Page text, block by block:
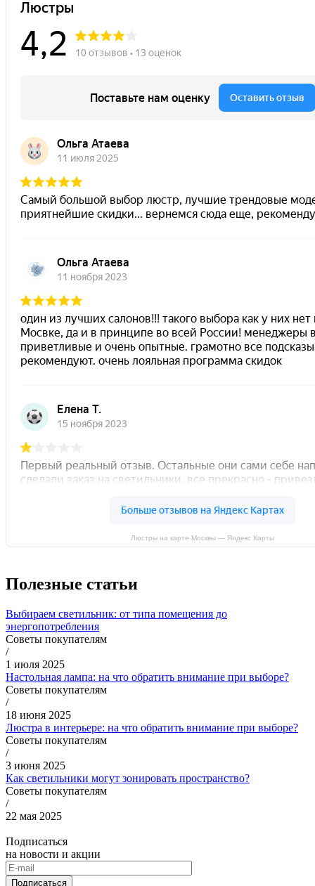
Люстры на карте Москвы — Яндекс Карты
Полезные статьи
Выбираем светильник: от типа помещения до
энергопотребления
Советы покупателям
/
1 июля 2025
Настольная лампа: на что обратить внимание при выборе?
Советы покупателям
/
18 июня 2025
Люстра в интерьере: на что обратить внимание при выборе?
Советы покупателям
/
3 июня 2025
Как светильники могут зонировать пространство?
Советы покупателям
/
22 мая 2025
Подписаться
на новости и акции
Подписаться